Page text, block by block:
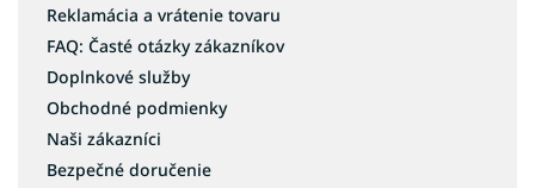
Reklamácia a vrátenie tovaru
FAQ: Časté otázky zákazníkov
Doplnkové služby
Obchodné podmienky
Naši zákazníci
Bezpečné doručenie